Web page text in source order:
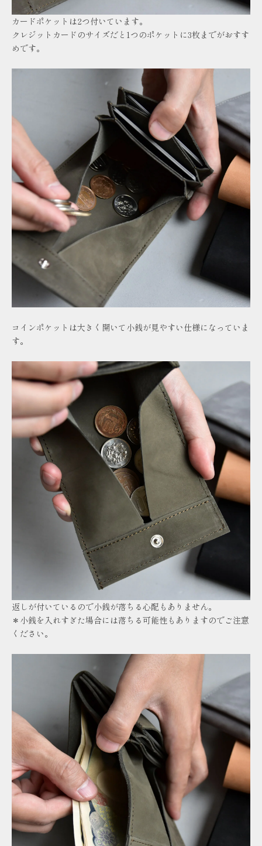
カードポケットは2つ付いています。
クレジットカードのサイズだと1つのポケットに3枚までがおすす
めです。
コインポケットは大きく開いて小銭が見やすい仕様になっていま
す。
返しが付いているので小銭が落ちる心配もありません。
＊小銭を入れすぎた場合には落ちる可能性もありますのでご注意
ください。